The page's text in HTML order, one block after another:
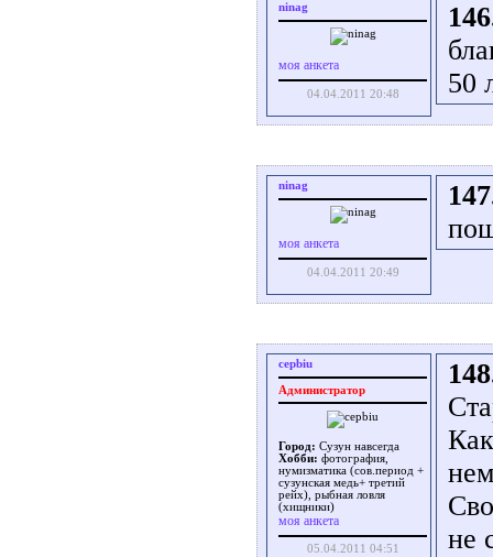
ninag
моя анкета
04.04.2011 20:48
50
ninag
моя анкета
04.04.2011 20:49
cepbiu
Администратор
Город: Сузун навсегда
Хобби: фотография,
нумизматика (сов.период +
сузунская медь+ третий
рейх), рыбная ловля
(хищники)
моя анкета
05.04.2011 04:51
не